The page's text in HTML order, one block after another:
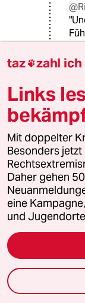
die
taz zahl ich
Links
Mit doppelter
Besonders
Daher gehen
eine
und